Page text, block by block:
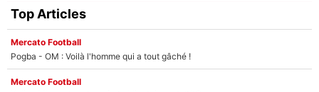
Top Articles
Mercato Football
Pogba - OM : Voilà l'homme qui a tout gâché !
Mercato Football